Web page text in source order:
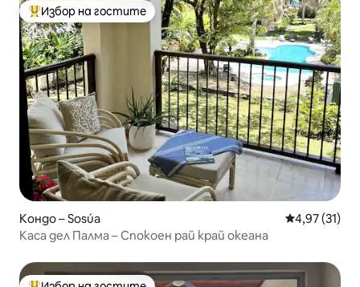
Най-популярен избор на гостите
Избор на гостите
Кондо – Sosúa Средна
4,97 (31)
Каса дел Палма – Спокоен рай край океана